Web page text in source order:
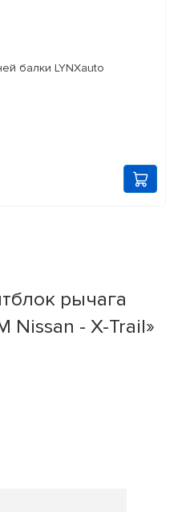
балки LYNXauto
рычага
- X-Trail»